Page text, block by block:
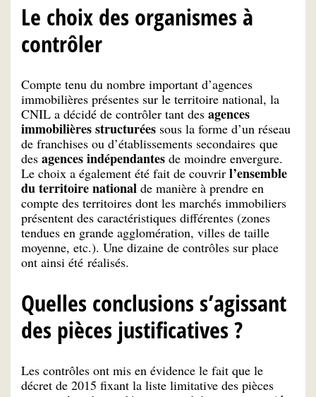
Le choix des organismes à
contrôler
Compte tenu du nombre important d’agences
immobilières présentes sur le territoire national, la
CNIL a décidé de contrôler tant des agences
immobilières structurées sous la forme d’un réseau
de franchises ou d’établissements secondaires que
des agences indépendantes de moindre envergure.
Le choix a également été fait de couvrir l’ensemble
du territoire national de manière à prendre en
compte des territoires dont les marchés immobiliers
présentent des caractéristiques différentes (zones
tendues en grande agglomération, villes de taille
moyenne, etc.). Une dizaine de contrôles sur place
ont ainsi été réalisés.
Quelles conclusions s’agissant
des pièces justificatives ?
Les contrôles ont mis en évidence le fait que le
décret de 2015 fixant la liste limitative des pièces